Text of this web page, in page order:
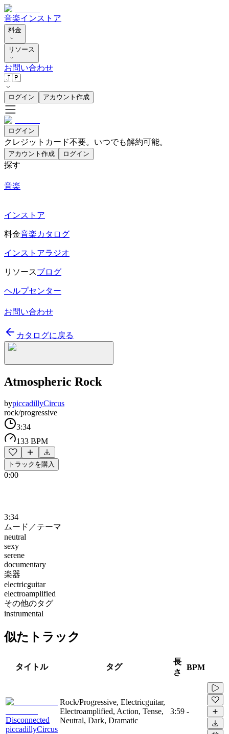
音楽インストア
料金
リソース
お問い合わせ
🇯🇵
ログイン アカウント作成
ログイン
クレジットカード不要。いつでも解約可能。
アカウント作成 ログイン
探す
音楽
インストア
料金音楽カタログ
インストアラジオ
リソースブログ
ヘルプセンター
お問い合わせ
カタログに戻る
Atmospheric Rock
bypiccadillyCircus
rock/progressive
3:34
133 BPM
トラックを購入
0:00
3:34
ムード／テーマ
neutral
sexy
serene
documentary
楽器
electricguitar
electroamplified
その他のタグ
instrumental
似たトラック
タイトル タグ
長
さ
BPM
Disconnected
piccadillyCircus
Rock/Progressive, Electricguitar,
Electroamplified, Action, Tense,
Neutral, Dark, Dramatic
3:59 -